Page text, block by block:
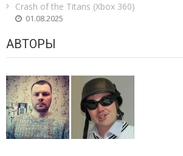
Crash of the Titans (Xbox 360)
01.08.2025
АВТОРЫ